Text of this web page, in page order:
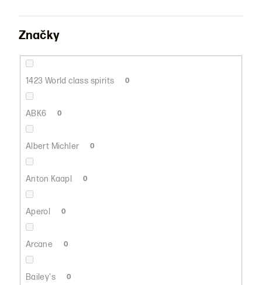
Značky
1423 World class spirits 0
ABK6 0
Albert Michler 0
Anton Kaapl 0
Aperol 0
Arcane 0
Bailey's 0